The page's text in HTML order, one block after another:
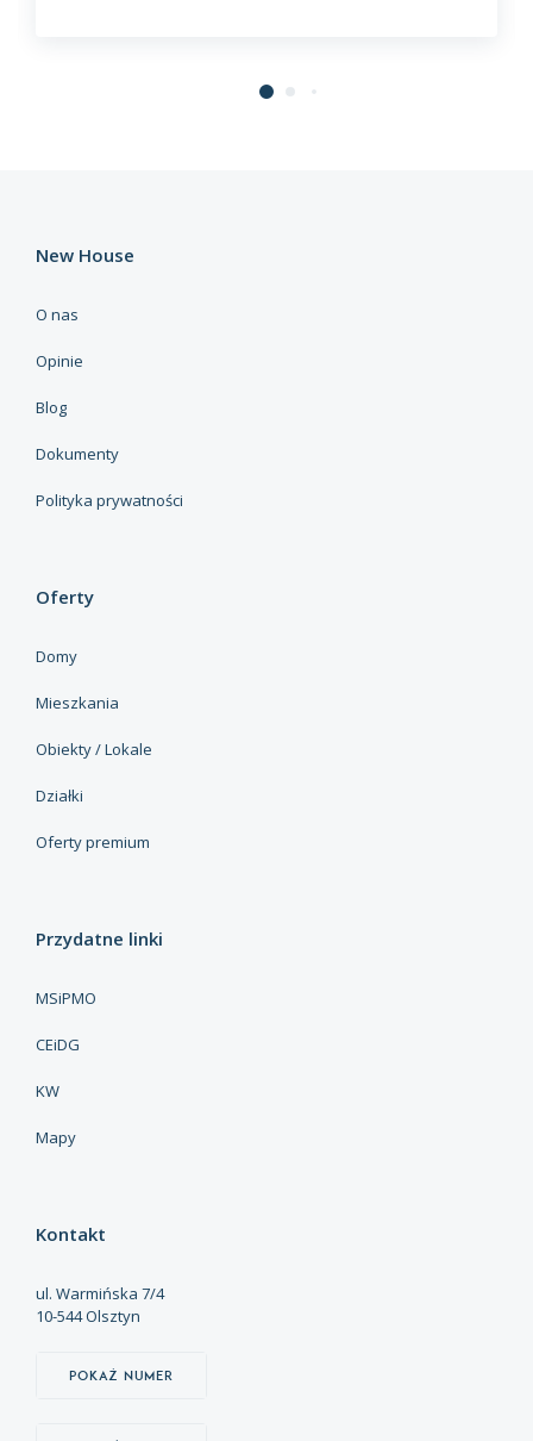
New House
O nas
Opinie
Blog
Dokumenty
Polityka prywatności
Oferty
Domy
Mieszkania
Obiekty / Lokale
Działki
Oferty premium
Przydatne linki
MSiPMO
CEiDG
KW
Mapy
Kontakt
ul. Warmińska 7/4
10-544 Olsztyn
Pokaż numer